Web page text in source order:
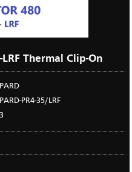
Thermal Clip-On
PARD
PARD-PR4-35/LRF
3